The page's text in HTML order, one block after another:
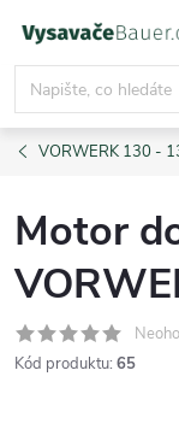
obsah
VORWERK 130 -
Motor
Kód produktu: 65